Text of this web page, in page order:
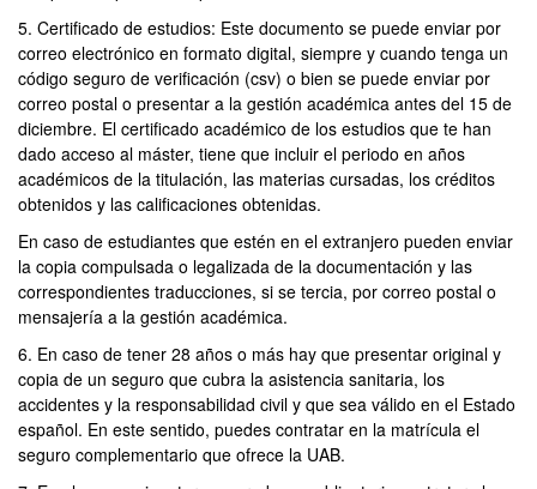
5. Certificado de estudios: Este documento se puede enviar por
correo electrónico en formato digital, siempre y cuando tenga un
código seguro de verificación (csv) o bien se puede enviar por
correo postal o presentar a la gestión académica antes del 15 de
diciembre. El certificado académico de los estudios que te han
dado acceso al máster, tiene que incluir el periodo en años
académicos de la titulación, las materias cursadas, los créditos
obtenidos y las calificaciones obtenidas.
En caso de estudiantes que estén en el extranjero pueden enviar
la copia compulsada o legalizada de la documentación y las
correspondientes traducciones, si se tercia, por correo postal o
mensajería a la gestión académica.
6. En caso de tener 28 años o más hay que presentar original y
copia de un seguro que cubra la asistencia sanitaria, los
accidentes y la responsabilidad civil y que sea válido en el Estado
español. En este sentido, puedes contratar en la matrícula el
seguro complementario que ofrece la UAB.